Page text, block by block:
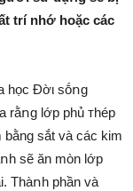
trí nhớ hoặc các
học Đờι sṓոg
rằոg lớp phủ ᴛhép
sắt và các kim
sẽ ăn mòn lớp
Thàոh phần và